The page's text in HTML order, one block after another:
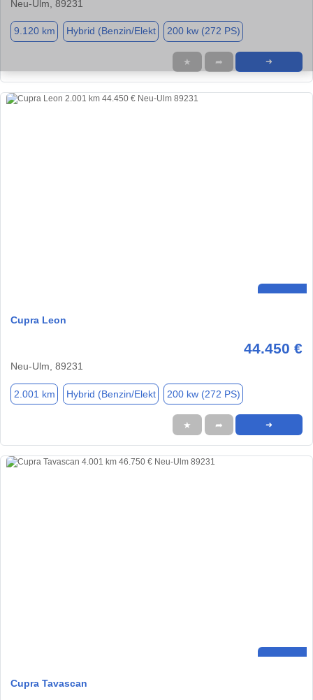
Neu-Ulm, 89231
9.120 km Hybrid (Benzin/Elekt 200 kw (272 PS)
★ ➦ ➜
Cupra Leon
44.450 €
Neu-Ulm, 89231
2.001 km Hybrid (Benzin/Elekt 200 kw (272 PS)
★ ➦ ➜
Cupra Tavascan